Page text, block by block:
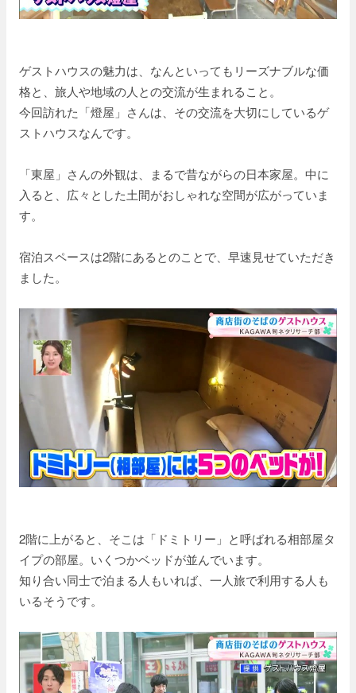
ゲストハウスの魅力は、なんといってもリーズナブルな価
格と、旅人や地域の人との交流が生まれること。
今回訪れた「燈屋」さんは、その交流を大切にしているゲ
ストハウスなんです。
「東屋」さんの外観は、まるで昔ながらの日本家屋。中に
入ると、広々とした土間がおしゃれな空間が広がっていま
す。
宿泊スペースは2階にあるとのことで、早速見せていただき
ました。
2階に上がると、そこは「ドミトリー」と呼ばれる相部屋タ
イプの部屋。いくつかベッドが並んでいます。
知り合い同士で泊まる人もいれば、一人旅で利用する人も
いるそうです。